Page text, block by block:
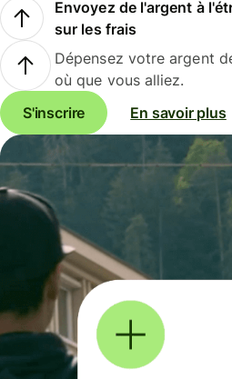
Envoyez de l'argent à
sur les frais
Dépensez votre argent
où que vous alliez.
S'inscrire
En savoir plus